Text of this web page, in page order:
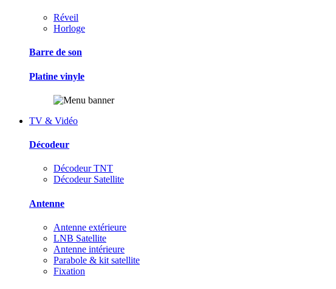
Réveil
Horloge
Barre de son
Platine vinyle
TV & Vidéo
Décodeur
Décodeur TNT
Décodeur Satellite
Antenne
Antenne extérieure
LNB Satellite
Antenne intérieure
Parabole & kit satellite
Fixation